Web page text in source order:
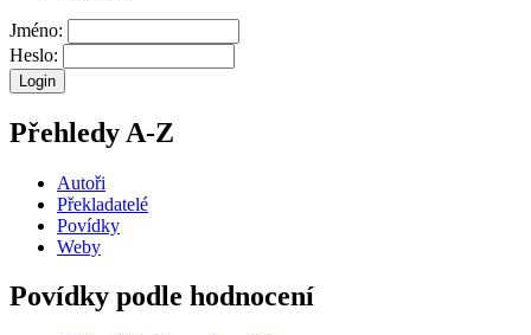
Jméno:
Heslo:
Přehledy A-Z
Autoři
Překladatelé
Povídky
Weby
Povídky podle hodnocení